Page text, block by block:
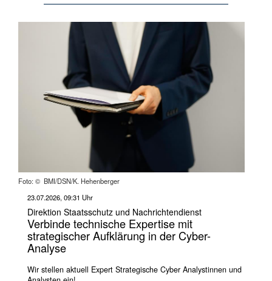
Foto: © BMI/DSN/K. Hehenberger
23.07.2026, 09:31 Uhr
Direktion Staatsschutz und Nachrichtendienst
Verbinde technische Expertise mit
strategischer Aufklärung in der Cyber-
Analyse
Wir stellen aktuell Expert Strategische Cyber Analystinnen und